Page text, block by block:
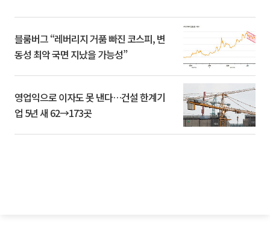
블룸버그 “레버리지 거품 빠진 코스피, 변
동성 최악 국면 지났을 가능성”
영업익으로 이자도 못 낸다…건설 한계기
업 5년 새 62→173곳